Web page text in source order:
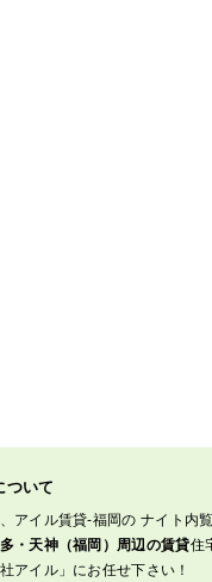
ついて
アイル賃貸-福岡の ナイト
・天神（福岡）周辺の賃貸住
アイル」にお任せ下さい！